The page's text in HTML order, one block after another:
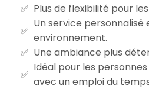
Plus de flexibilité pour
Un service
environnement.
Une ambiance plus
Idéal pour les
avec un emploi du